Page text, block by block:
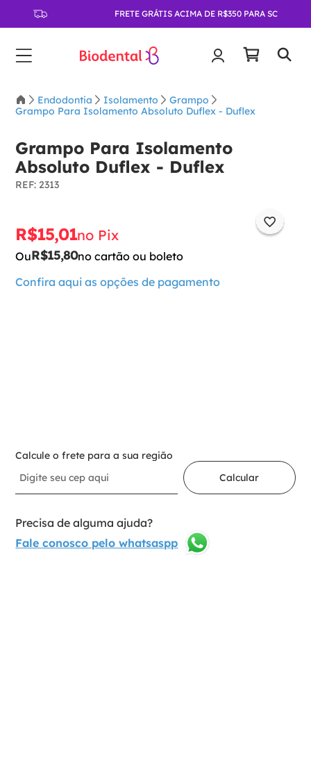
FRETE GRÁTIS ACIMA DE R$350 PARA SC
Endodontia Isolamento
Grampo
Grampo Para Isolamento Absoluto Duflex - Duflex
Grampo Para Isolamento
Absoluto Duflex - Duflex
: 2313
R$15,01no Pix
OuR$15,80no cartão ou boleto
Confira aqui as opções de pagamento
Calcule o frete para a sua região
Calcular
Precisa de alguma ajuda?
Fale conosco pelo whatsaspp